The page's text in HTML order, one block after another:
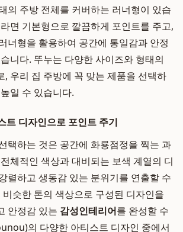
의 주방 전체를 커버하는 러너형이 있습
면 기본형으로 깔끔하게 포인트를 주고,
너형을 활용하여 공간에 통일감과 안정
니다. 뚜누는 다양한 사이즈와 형태의
, 우리 집 주방에 꼭 맞는 제품을 선택하
일 수 있습니다.
트 디자인으로 포인트 주기
택하는 것은 공간에 화룡점정을 찍는 과
체적인 색상과 대비되는 보색 계열의 디
렬하고 생동감 있는 분위기를 연출할 수
슷한 톤의 색상으로 구성된 디자인을
안정감 있는 감성인테리어를 완성할 수
의 다양한 아티스트 디자인 중에서